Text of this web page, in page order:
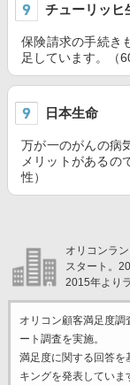
チューリッヒ
保険請求の手続き
足しています。（
日本生命
万が一のがんの病
メリットがあるの
性）
オリコンラ
スタート。
2015年より
オリコン顧客満足度
ート調査を実施。
満足度に関する回答を
キングを発表していま